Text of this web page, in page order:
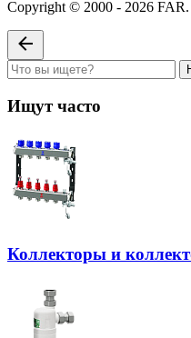
Copyright © 2000 - 2026
Ищут часто
Коллекторы и